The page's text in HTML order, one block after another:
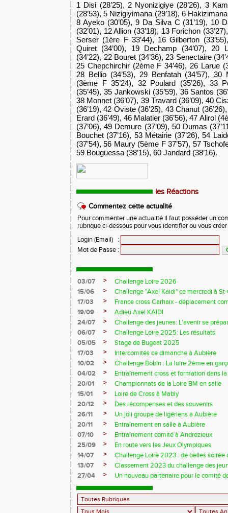
1 Disi (28’25), 2 Nyonizigiye (28’26), 3
(28’53), 5 Nizigiyimana (29’18), 6
8 Ayeko (30’05), 9 Da Silva C (31’19), 10
(32’01), 12 Allion (33’18), 13 Forichon
Serser (1ère F 33’44), 16 Gilberton
Quiret (34’00), 19 Dechamp (34’07), 20
(34’22), 22 Bouret (34’36), 23 Senectaire
25 Chepchirchir (2ème F 34’46), 26 Larue
28 Bellio (34’53), 29 Benfatah (34’57), 30
(3ème F 35’24), 32 Poulard (35’26), 33
(35’45), 35 Jankowski (35’59), 36 Santos
38 Monnet (36’07), 39 Travard (36’09), 40
(36’19), 42 Oviste (36’25), 43 Chanut
Erard (36’49), 46 Malatier (36’56), 47 Alirol
(37’06), 49 Demure (37’09), 50 Dumas
Bouchet (37’16), 53 Métairie (37’26), 54
(37’54), 56 Maury (5ème F 37’57), 57
59 Bouguessa (38’15), 60 Jandard (38’16).
les Réactions
Commentez cette actualité
Pour commenter une actualité il faut posséder un
rubrique ci-dessous pour vous identifier ou vous
Login (Email)
:
Mot de Passe :
03/07 >
Challenge Loire 2026
15/06
>
Challenge "Axel Kaidi" ce mercredi à
17/03
>
France cross Carhaix - déplacement
19/09
>
Adieu Axel KAÏDI
24/07
>
Challenge des jeunes: L'avenir se
06/07
>
Challenge Loire 2025: Les résultats
05/05
>
Stage de Bugeat 2025
17/03
>
Intercomités ce dimanche à Aubière
10/02
>
Challenge Bobin : La loire 2ème en
04/02
>
Entraînement cross et formation dans
20/01
>
Championnats de la Loire BM en salle
15/01
>
Loire de Cross à Mably
20/12
>
Des récompenses et des souvenirs
26/11
>
Un joli groupe de ligériens à Aubière
20/11
>
Entraînement en salle à Aubière
07/10
>
Entraînement comité à Andrezieux
25/09
>
En route vers les Jeux Olympiques
14/07
>
Challenge Loire 2023 : de belles soirée
13/07
>
Classement 2023 du challenge des
27/04
> Un nouveau partenaire pour le comité